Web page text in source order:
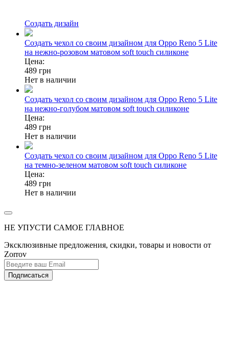
Создать дизайн
Создать чехол со своим дизайном для Oppo Reno 5 Lite
на нежно-розовом матовом soft touch силиконе
Цена:
489 грн
Нет в наличии
Создать чехол со своим дизайном для Oppo Reno 5 Lite
на нежно-голубом матовом soft touch силиконе
Цена:
489 грн
Нет в наличии
Создать чехол со своим дизайном для Oppo Reno 5 Lite
на темно-зеленом матовом soft touch силиконе
Цена:
489 грн
Нет в наличии
НЕ УПУСТИ САМОЕ ГЛАВНОЕ
Эксклюзивные предложения, скидки, товары и новости от
Zorrov
Подписаться